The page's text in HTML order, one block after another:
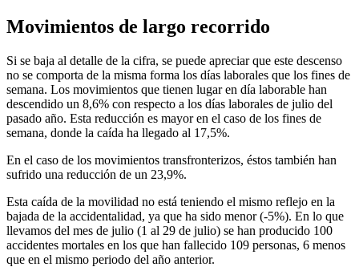
Movimientos de largo recorrido
Si se baja al detalle de la cifra, se puede apreciar que este descenso
no se comporta de la misma forma los días laborales que los fines de
semana. Los movimientos que tienen lugar en día laborable han
descendido un 8,6% con respecto a los días laborales de julio del
pasado año. Esta reducción es mayor en el caso de los fines de
semana, donde la caída ha llegado al 17,5%.
En el caso de los movimientos transfronterizos, éstos también han
sufrido una reducción de un 23,9%.
Esta caída de la movilidad no está teniendo el mismo reflejo en la
bajada de la accidentalidad, ya que ha sido menor (-5%). En lo que
llevamos del mes de julio (1 al 29 de julio) se han producido 100
accidentes mortales en los que han fallecido 109 personas, 6 menos
que en el mismo periodo del año anterior.